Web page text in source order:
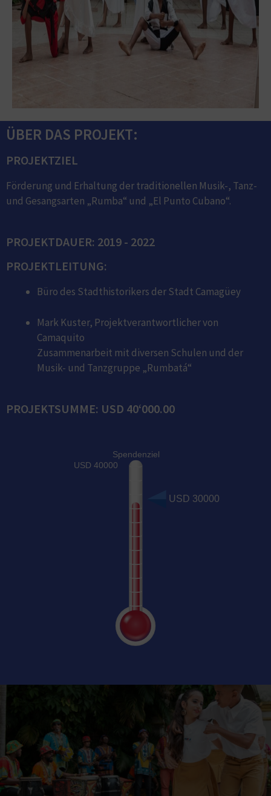
ÜBER DAS PROJEKT:
PROJEKTZIEL
Förderung und Erhaltung der traditionellen Musik-, Tanz-
und Gesangsarten „Rumba“ und „El Punto Cubano“.
PROJEKTDAUER: 2019 - 2022
PROJEKTLEITUNG:
Büro des Stadthistorikers der Stadt Camagüey
Mark Kuster, Projektverantwortlicher von
Camaquito
Zusammenarbeit mit diversen Schulen und der
Musik- und Tanzgruppe „Rumbatá“
PROJEKTSUMME: USD 40‘000.00
Spendenziel
USD 30000
USD 40000